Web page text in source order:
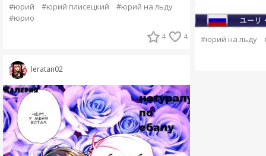
#юрий #юрий плисецкий
#юрий на льду
#юрио
4 4
leratan02
#юрий на льду